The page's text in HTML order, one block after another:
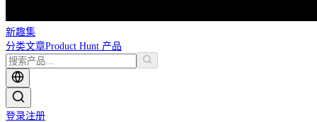
新趣集
分类文章Product Hunt 产品
登录注册